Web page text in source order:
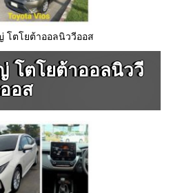
โตโยต้าออลนิววีออส
โตโยต้าออลนิววี
ออส